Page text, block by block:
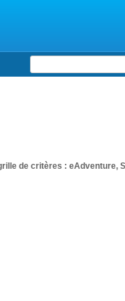
Formulaire de
de critères : eAdventure,